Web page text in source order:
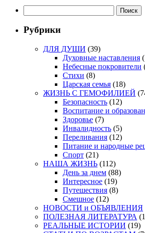
Рубрики
ДЛЯ ДУШИ (39)
Духовные наставления
Небесные покровители
Стихи (8)
Царская семья (18)
ЖИЗНЬ С ГЕМОФИЛИЕЙ
Безопасность (12)
Воспитание и
Здоровье (7)
Инвалидность (5)
Переливания (12)
Питание и народные
Спорт (21)
НАША ЖИЗНЬ (112)
День за днем (88)
Интересное (19)
Путешествия (8)
Смешное (12)
НОВОСТИ и ОБЪЯВЛЕНИЯ
ПОЛЕЗНАЯ ЛИТЕРАТУРА
РЕАЛЬНЫЕ ИСТОРИИ (19)